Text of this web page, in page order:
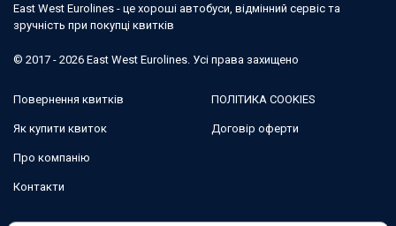
East West Eurolines - це хороші автобуси, відмінний сервіс та
зручність при покупці квитків
© 2017 - 2026 East West Eurolines. Усі права захищено
Повернення квитків
Як купити квиток
Про компанію
Контакти
ПОЛІТИКА COOKIES
Договір оферти